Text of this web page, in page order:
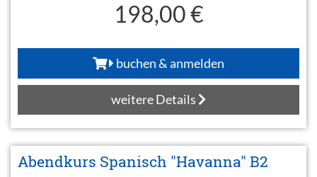
198,00 €
buchen & anmelden
weitere Details
Abendkurs Spanisch "Havanna" B2